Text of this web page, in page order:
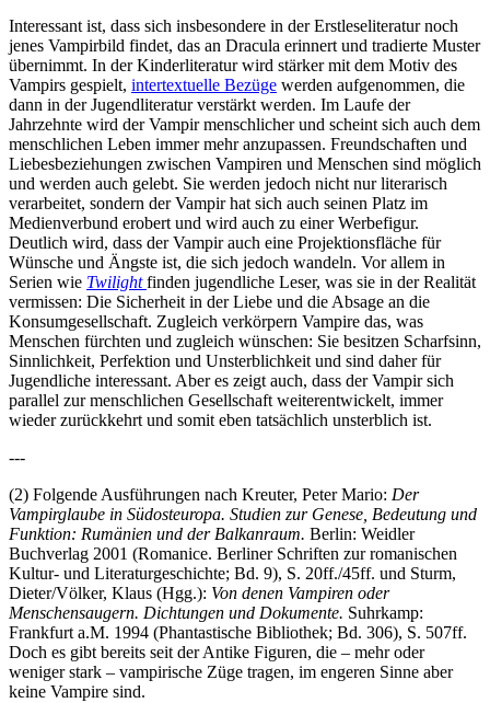
Interessant ist, dass sich insbesondere in der Erstleseliteratur noch
jenes Vampirbild findet, das an Dracula erinnert und tradierte Muster
übernimmt. In der Kinderliteratur wird stärker mit dem Motiv des
Vampirs gespielt, intertextuelle Bezüge werden aufgenommen, die
dann in der Jugendliteratur verstärkt werden. Im Laufe der
Jahrzehnte wird der Vampir menschlicher und scheint sich auch dem
menschlichen Leben immer mehr anzupassen. Freundschaften und
Liebesbeziehungen zwischen Vampiren und Menschen sind möglich
und werden auch gelebt. Sie werden jedoch nicht nur literarisch
verarbeitet, sondern der Vampir hat sich auch seinen Platz im
Medienverbund erobert und wird auch zu einer Werbefigur.
Deutlich wird, dass der Vampir auch eine Projektionsfläche für
Wünsche und Ängste ist, die sich jedoch wandeln. Vor allem in
Serien wie Twilight finden jugendliche Leser, was sie in der Realität
vermissen: Die Sicherheit in der Liebe und die Absage an die
Konsumgesellschaft. Zugleich verkörpern Vampire das, was
Menschen fürchten und zugleich wünschen: Sie besitzen Scharfsinn,
Sinnlichkeit, Perfektion und Unsterblichkeit und sind daher für
Jugendliche interessant. Aber es zeigt auch, dass der Vampir sich
parallel zur menschlichen Gesellschaft weiterentwickelt, immer
wieder zurückkehrt und somit eben tatsächlich unsterblich ist.
---
(2) Folgende Ausführungen nach Kreuter, Peter Mario: Der
Vampirglaube in Südosteuropa. Studien zur Genese, Bedeutung und
Funktion: Rumänien und der Balkanraum. Berlin: Weidler
Buchverlag 2001 (Romanice. Berliner Schriften zur romanischen
Kultur- und Literaturgeschichte; Bd. 9), S. 20ff./45ff. und Sturm,
Dieter/Völker, Klaus (Hgg.): Von denen Vampiren oder
Menschensaugern. Dichtungen und Dokumente. Suhrkamp:
Frankfurt a.M. 1994 (Phantastische Bibliothek; Bd. 306), S. 507ff.
Doch es gibt bereits seit der Antike Figuren, die – mehr oder
weniger stark – vampirische Züge tragen, im engeren Sinne aber
keine Vampire sind.